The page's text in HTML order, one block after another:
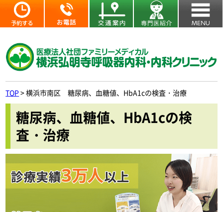
TOP >横浜市南区 糖尿病、血糖値、HbA1cの検査・治療
糖尿病、血糖値、HbA1cの検
査・治療